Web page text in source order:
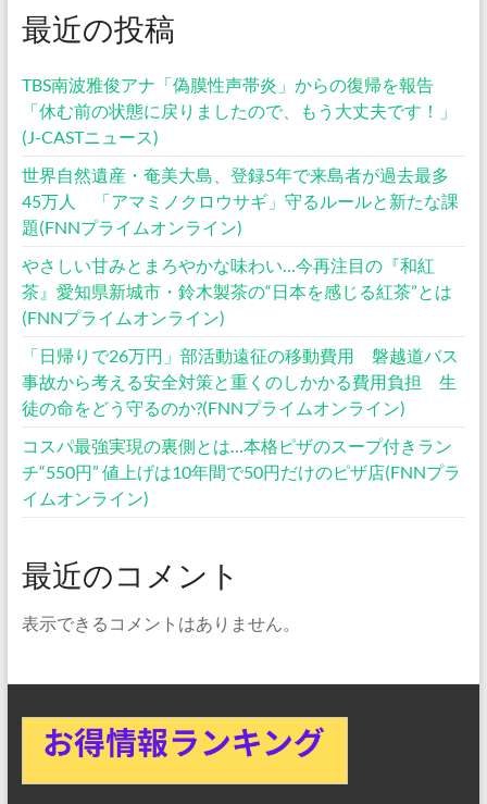
最近の投稿
TBS南波雅俊アナ「偽膜性声帯炎」からの復帰を報告
「休む前の状態に戻りましたので、もう大丈夫です！」
(J-CASTニュース)
世界自然遺産・奄美大島、登録5年で来島者が過去最多
45万人 「アマミノクロウサギ」守るルールと新たな課
題(FNNプライムオンライン)
やさしい甘みとまろやかな味わい…今再注目の『和紅
茶』愛知県新城市・鈴木製茶の“日本を感じる紅茶”とは
(FNNプライムオンライン)
「日帰りで26万円」部活動遠征の移動費用 磐越道バス
事故から考える安全対策と重くのしかかる費用負担 生
徒の命をどう守るのか?(FNNプライムオンライン)
コスパ最強実現の裏側とは…本格ピザのスープ付きラン
チ“550円” 値上げは10年間で50円だけのピザ店(FNNプラ
イムオンライン)
最近のコメント
表示できるコメントはありません。